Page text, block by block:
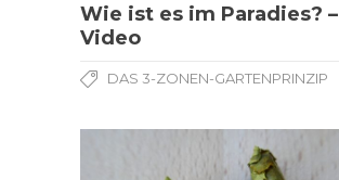
Wie ist es im Paradies? –
Video
DAS 3-ZONEN-GARTENPRINZIP